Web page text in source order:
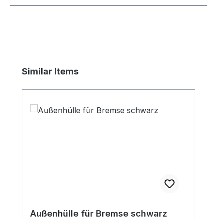
Produktgalerie überspringen
Similar Items
Außenhülle für Bremse schwarz